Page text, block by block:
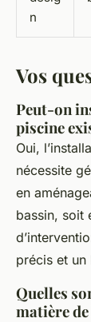
n
Vos
Peut-on
piscine
Oui,
nécessite
en
bassin, soit
précis et un
Quelles
matière